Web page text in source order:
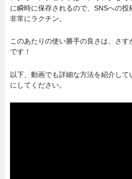
に瞬時に保存されるので、SNSへの投
非常にラクチン。
このあたりの使い勝手の良さは、さす
です！
以下、動画でも詳細な方法を紹介し
にしてください。